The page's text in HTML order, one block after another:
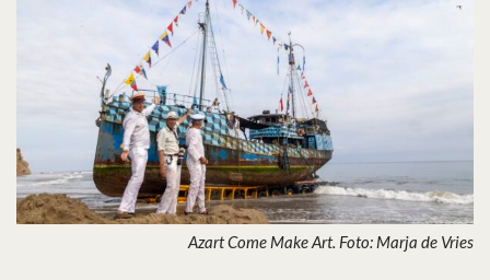
Azart Come Make Art. Foto: Marja de Vries